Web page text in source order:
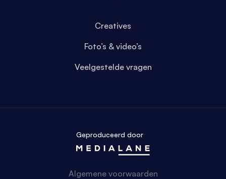
Creatives
Foto’s & video’s
Veelgestelde vragen
Geproduceerd door
Algemene voorwaarden